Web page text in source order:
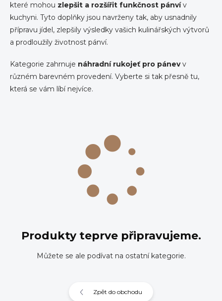
které mohou zlepšit a rozšířit funkčnost pánvív
kuchyni. Tyto doplňky jsou navrženy tak, aby usnadnily
přípravu jídel, zlepšily výsledky vašich kulinářských výtvorů
a prodloužily životnost pánví.
Kategorie zahrnuje náhradní rukojeť pro pánevv
různém barevném provedení. Vyberte si tak přesně tu,
která se vám líbí nejvíce.
Produkty teprve připravujeme.
Můžete se ale podívat na ostatní kategorie.
Zpět do obchodu